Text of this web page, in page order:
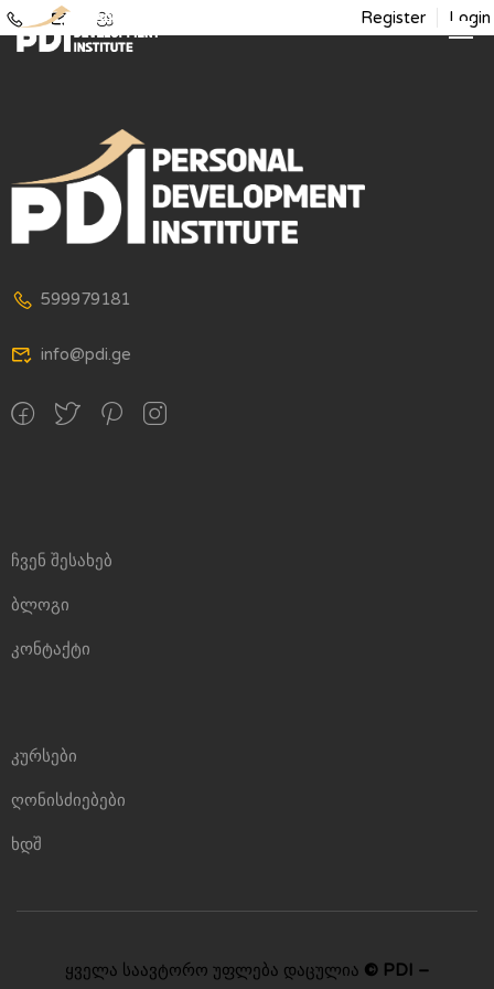
Register Login
599979181
info@pdi.ge
ჩვენ შესახებ
ბლოგი
კონტაქტი
კურსები
ღონისძიებები
ხდშ
ყველა საავტორო უფლება დაცულია © PDI –